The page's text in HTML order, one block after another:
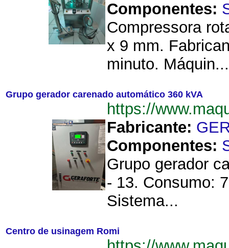
Componentes:
Compressora
x 9 mm.
minuto. Máquin...
Grupo gerador carenado automático 360 kVA
https://
Fabricante:
Componentes:
Grupo gerador
- 13. Consumo:
Sistema...
Centro de usinagem Romi